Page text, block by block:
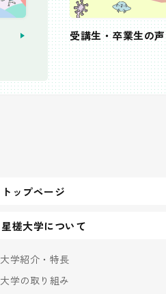
受講生・卒業生の声
トップページ
星槎大学について
大学紹介・特長
大学の取り組み